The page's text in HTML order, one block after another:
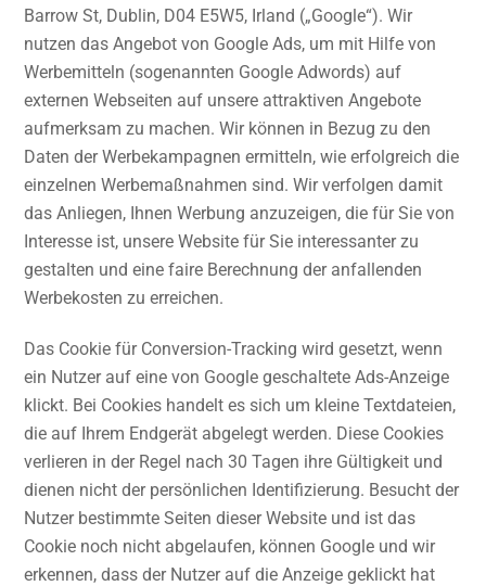
Barrow St, Dublin, D04 E5W5, Irland („Google“). Wir
nutzen das Angebot von Google Ads, um mit Hilfe von
Werbemitteln (sogenannten Google Adwords) auf
externen Webseiten auf unsere attraktiven Angebote
aufmerksam zu machen. Wir können in Bezug zu den
Daten der Werbekampagnen ermitteln, wie erfolgreich die
einzelnen Werbemaßnahmen sind. Wir verfolgen damit
das Anliegen, Ihnen Werbung anzuzeigen, die für Sie von
Interesse ist, unsere Website für Sie interessanter zu
gestalten und eine faire Berechnung der anfallenden
Werbekosten zu erreichen.
Das Cookie für Conversion-Tracking wird gesetzt, wenn
ein Nutzer auf eine von Google geschaltete Ads-Anzeige
klickt. Bei Cookies handelt es sich um kleine Textdateien,
die auf Ihrem Endgerät abgelegt werden. Diese Cookies
verlieren in der Regel nach 30 Tagen ihre Gültigkeit und
dienen nicht der persönlichen Identifizierung. Besucht der
Nutzer bestimmte Seiten dieser Website und ist das
Cookie noch nicht abgelaufen, können Google und wir
erkennen, dass der Nutzer auf die Anzeige geklickt hat